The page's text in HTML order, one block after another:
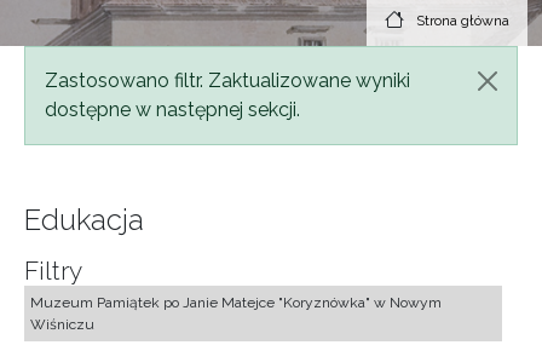
Strona główna
Komunikat
Zastosowano filtr. Zaktualizowane wyniki
dostępne w następnej sekcji.
Edukacja
Filtry
Muzeum Pamiątek po Janie Matejce "Koryznówka" w Nowym
Wiśniczu